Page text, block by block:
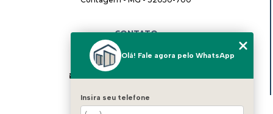
CONTATO
(31) 98862-8408
(31) 98862-8408
Olá! Fale agora pelo WhatsApp
Insira seu telefone